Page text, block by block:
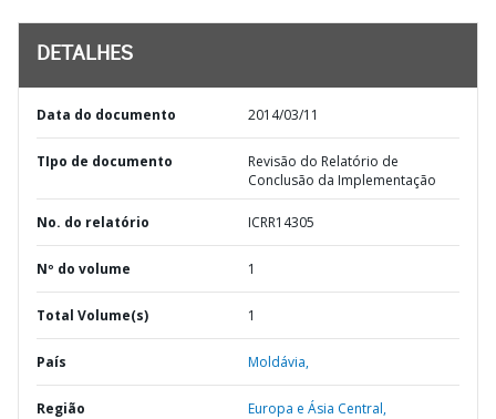
DETALHES
Data do documento 2014/03/11
TIpo de documento
Revisão do Relatório de
Conclusão da Implementação
No. do relatório ICRR14305
Nº do volume 1
Total Volume(s) 1
País Moldávia,
Região Europa e Ásia Central,